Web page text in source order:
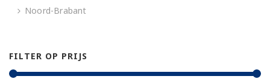
Noord-Brabant
FILTER OP PRIJS